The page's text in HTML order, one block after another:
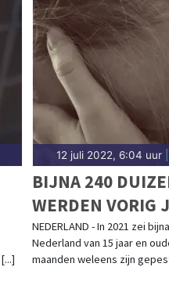
12 juli 2022, 6:04 uur|
BIJNA 240
WERDEN VORIG
NEDERLAND - In 2021 zei
Nederland van 15 jaar en
maanden weleens zijn